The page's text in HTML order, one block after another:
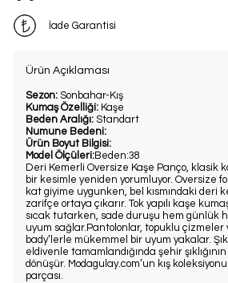
İade Garantisi
Ürün Açıklaması
Sezon: Sonbahar-Kış
Kumaş Özelliği: Kaşe
Beden Aralığı: Standart
Numune Bedeni:
Ürün Boyut Bilgisi:
Model Ölçüleri:Beden:38
Deri Kemerli Oversize Kaşe Panço, klasik
bir kesimle yeniden yorumluyor. Oversize
kat giyime uygunken, bel kısmındaki deri
zarifçe ortaya çıkarır. Tok yapılı kaşe
sıcak tutarken, sade duruşu hem günlük
uyum sağlar.Pantolonlar, topuklu çizmeler
bady’lerle mükemmel bir uyum yakalar.
eldivenle tamamlandığında şehir
dönüşür. Modagulay.com’un kış
parçası.